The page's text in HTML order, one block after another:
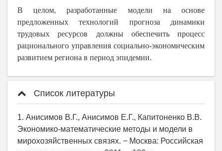
В целом, разработанные модели на основе
предложенных технологий прогноза динамики
трудовых ресурсов должны обеспечить процесс
рационального управления социально-экономическим
развитием региона в период эпидемии.
Список литературы
1. Анисимов В.Г., Анисимов Е.Г., Капитоненко В.В.
Экономико-математические методы и модели в
мирохозяйственных связях. − Москва: Российская